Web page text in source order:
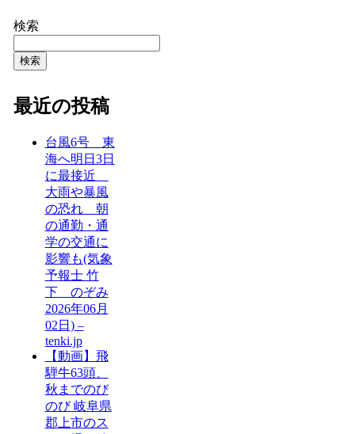
検索
検索
最近の投稿
台風6号 東
海へ明日3日
に最接近
大雨や暴風
の恐れ 朝
の通勤・通
学の交通に
影響も(気象
予報士 竹
下 のぞみ
2026年06月
02日) –
tenki.jp
【動画】飛
騨牛63頭、
秋までのび
のび 岐阜県
郡上市のス